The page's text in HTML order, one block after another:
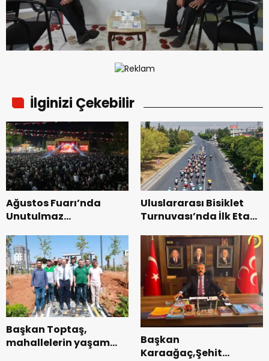
İlginizi Çekebilir
Ağustos Fuarı’nda
Unutulmaz
Uluslararası Bisiklet
Turnuvası’nda İlk Etap
Tamamlandı.
Başkan Toptaş,
mahallelerin yaşam
Başkan
Karaağaç,Şehit